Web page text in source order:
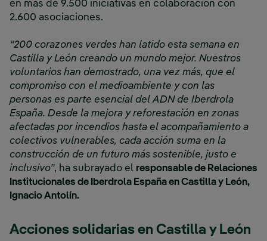
en más de 9.500 iniciativas en colaboración con
2.600 asociaciones.
“200 corazones verdes han latido esta semana en
Castilla y León creando un mundo mejor. Nuestros
voluntarios han demostrado, una vez más, que el
compromiso con el medioambiente y con las
personas es parte esencial del ADN de Iberdrola
España. Desde la mejora y reforestación en zonas
afectadas por incendios hasta el acompañamiento a
colectivos vulnerables, cada acción suma en la
construcción de un futuro más sostenible, justo e
inclusivo”, ha subrayado el responsable de Relaciones
Institucionales de Iberdrola España en Castilla y León,
Ignacio Antolín.
Acciones solidarias en Castilla y León